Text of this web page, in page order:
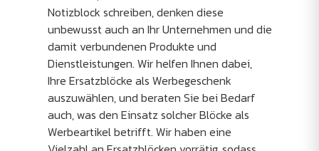
Notizblock schreiben, denken diese
unbewusst auch an Ihr Unternehmen und die
damit verbundenen Produkte und
Dienstleistungen. Wir helfen Ihnen dabei,
Ihre Ersatzblöcke als Werbegeschenk
auszuwählen, und beraten Sie bei Bedarf
auch, was den Einsatz solcher Blöcke als
Werbeartikel betrifft. Wir haben eine